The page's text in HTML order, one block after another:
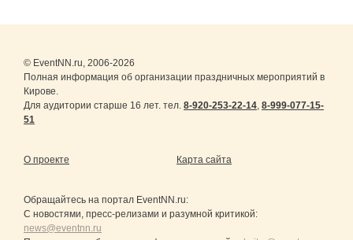
© EventNN.ru, 2006-2026
Полная информация об организации праздничных мероприятий в
Кирове.
Для аудитории старше 16 лет. тел. 8-920-253-22-14, 8-999-077-15-
51
О проекте Карта сайта
Обращайтесь на портал EventNN.ru:
С новостями, пресс-релизами и разумной критикой:
news@eventnn.ru